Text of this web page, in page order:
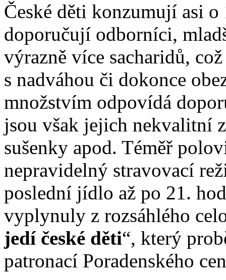
České děti konzumují asi
doporučují odborníci,
výrazně více sacharidů,
s nadváhou či dokonce
množstvím odpovídá
jsou však jejich nekvalitní
sušenky apod. Téměř
nepravidelný stravovací
poslední jídlo až po 21.
vyplynuly z rozsáhlého
jedí české děti“, který
patronací Poradenského